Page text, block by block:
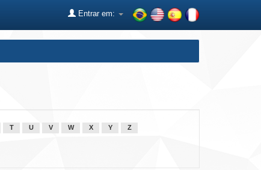
Entrar em:
T U V W X Y Z